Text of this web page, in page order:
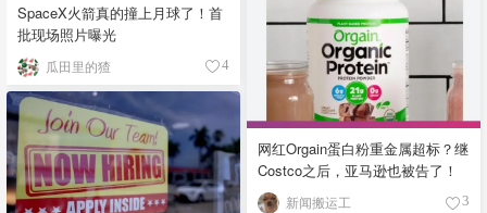
SpaceX火箭真的撞上月球了！首
批现场照片曝光
瓜田里的猹 4
网红Orgain蛋白粉重金属超标？继
Costco之后，亚马逊也被告了！
新闻搬运工 3